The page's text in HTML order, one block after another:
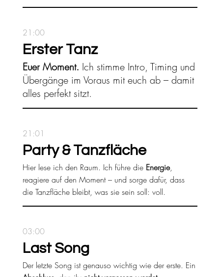
21:00
Erster Tanz
Euer Moment. Ich stimme Intro, Timing und
Übergänge im Voraus mit euch ab – damit
alles perfekt sitzt.
21:01
Party & Tanzfläche
Hier lese ich den Raum. Ich führe die Energie,
reagiere auf den Moment – und sorge dafür, dass
die Tanzfläche bleibt, was sie sein soll: voll.
03:00
Last Song
Der letzte Song ist genauso wichtig wie der erste. Ein